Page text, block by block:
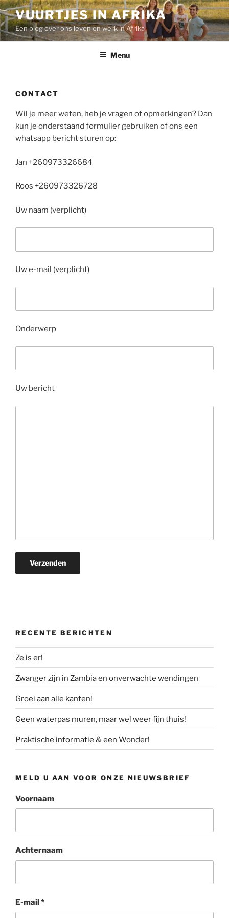
Ga
naar
de
inhoud
VUURTJES IN AFRIKA
Een blog over ons leven en werk in Afrika
Menu
CONTACT
Wil je meer weten, heb je vragen of opmerkingen? Dan
kun je onderstaand formulier gebruiken of ons een
whatsapp bericht sturen op:
Jan +260973326684
Roos +260973326728
Uw naam (verplicht)
Uw e-mail (verplicht)
Onderwerp
Uw bericht
RECENTE BERICHTEN
Ze is er!
Zwanger zijn in Zambia en onverwachte wendingen
Groei aan alle kanten!
Geen waterpas muren, maar wel weer fijn thuis!
Praktische informatie & een Wonder!
MELD U AAN VOOR ONZE NIEUWSBRIEF
Voornaam
Achternaam
E-mail*